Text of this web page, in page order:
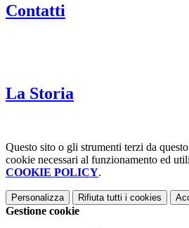
Contatti
La Storia
Questo sito o gli strumenti terzi da
cookie necessari al funzionamento ed
COOKIE POLICY.
Personalizza Rifiuta tutti i cookies
Gestione cookie